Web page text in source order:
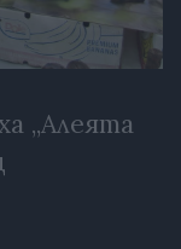
„Алеята